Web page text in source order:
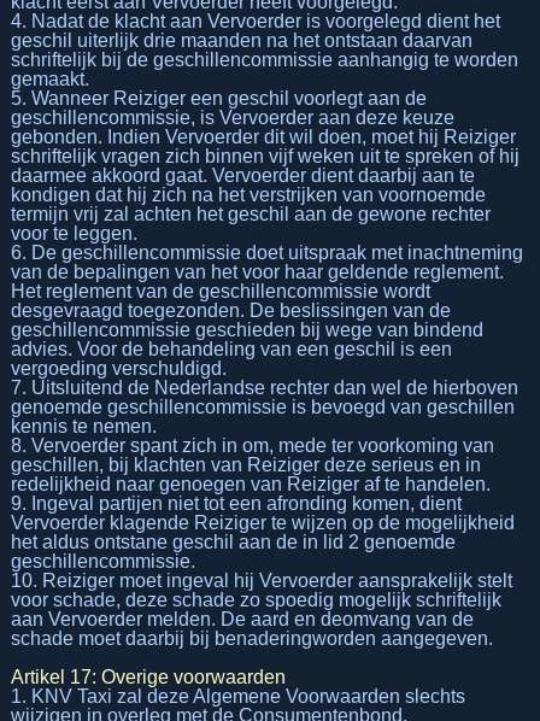
4. Nadat de klacht aan Vervoerder is voorgelegd dient het
geschil uiterlijk drie maanden na het ontstaan daarvan
schriftelijk bij de geschillencommissie aanhangig te worden
gemaakt.
5. Wanneer Reiziger een geschil voorlegt aan de
geschillencommissie, is Vervoerder aan deze keuze
gebonden. Indien Vervoerder dit wil doen, moet hij Reiziger
schriftelijk vragen zich binnen vijf weken uit te spreken of hij
daarmee akkoord gaat. Vervoerder dient daarbij aan te
kondigen dat hij zich na het verstrijken van voornoemde
termijn vrij zal achten het geschil aan de gewone rechter
voor te leggen.
6. De geschillencommissie doet uitspraak met inachtneming
van de bepalingen van het voor haar geldende reglement.
Het reglement van de geschillencommissie wordt
desgevraagd toegezonden. De beslissingen van de
geschillencommissie geschieden bij wege van bindend
advies. Voor de behandeling van een geschil is een
vergoeding verschuldigd.
7. Uitsluitend de Nederlandse rechter dan wel de hierboven
genoemde geschillencommissie is bevoegd van geschillen
kennis te nemen.
8. Vervoerder spant zich in om, mede ter voorkoming van
geschillen, bij klachten van Reiziger deze serieus en in
redelijkheid naar genoegen van Reiziger af te handelen.
9. Ingeval partijen niet tot een afronding komen, dient
Vervoerder klagende Reiziger te wijzen op de mogelijkheid
het aldus ontstane geschil aan de in lid 2 genoemde
geschillencommissie.
10. Reiziger moet ingeval hij Vervoerder aansprakelijk stelt
voor schade, deze schade zo spoedig mogelijk schriftelijk
aan Vervoerder melden. De aard en deomvang van de
schade moet daarbij bij benaderingworden aangegeven.
Artikel 17: Overige voorwaarden
1. KNV Taxi zal deze Algemene Voorwaarden slechts
wijzigen in overleg met de Consumentenbond.